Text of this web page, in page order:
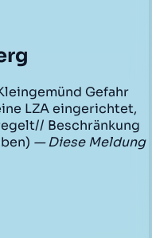
Gefahr
LZA eingerichtet,
Beschränkung
— Diese Meldung